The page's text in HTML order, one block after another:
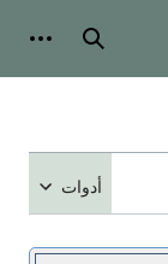
بحث
أدوات